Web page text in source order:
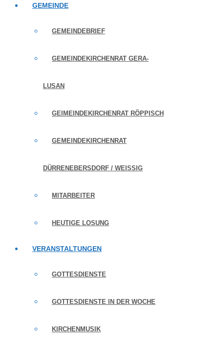
GEMEINDE
GEMEINDEBRIEF
GEMEINDEKIRCHENRAT GERA-
LUSAN
GEIMEINDEKIRCHENRAT RÖPPISCH
GEMEINDEKIRCHENRAT
DÜRRENEBERSDORF / WEISSIG
MITARBEITER
HEUTIGE LOSUNG
VERANSTALTUNGEN
GOTTESDIENSTE
GOTTESDIENSTE IN DER WOCHE
KIRCHENMUSIK